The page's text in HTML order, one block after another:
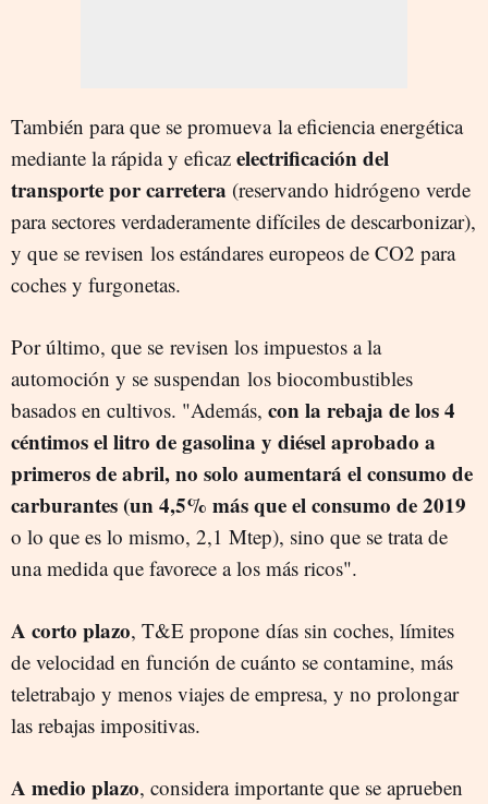
También para que se promueva la eficiencia energética
mediante la rápida y eficaz electrificación del
transporte por carretera (reservando hidrógeno verde
para sectores verdaderamente difíciles de descarbonizar),
y que se revisen los estándares europeos de CO2 para
coches y furgonetas.
Por último, que se revisen los impuestos a la
automoción y se suspendan los biocombustibles
basados en cultivos. "Además, con la rebaja de los 4
céntimos el litro de gasolina y diésel aprobado a
primeros de abril, no solo aumentará el consumo de
carburantes (un 4,5% más que el consumo de 2019
o lo que es lo mismo, 2,1 Mtep), sino que se trata de
una medida que favorece a los más ricos".
A corto plazo, T&E propone días sin coches, límites
de velocidad en función de cuánto se contamine, más
teletrabajo y menos viajes de empresa, y no prolongar
las rebajas impositivas.
A medio plazo, considera importante que se aprueben